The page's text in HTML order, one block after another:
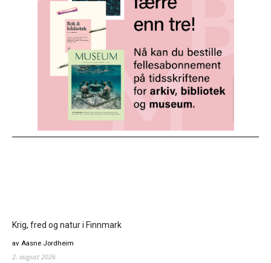
Krig, fred og natur i Finnmark
av Aasne Jordheim
2. august 2026